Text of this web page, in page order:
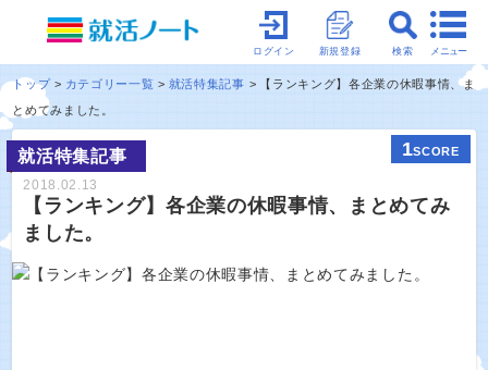
メニュー
検索
新規登録
ログイン
トップ カテゴリー一覧 就活特集記事
【ランキング】各企業の休暇事情、ま
とめてみました。
就活特集記事 1SCORE
2018.02.13
【ランキング】各企業の休暇事情、まとめてみ
ました。